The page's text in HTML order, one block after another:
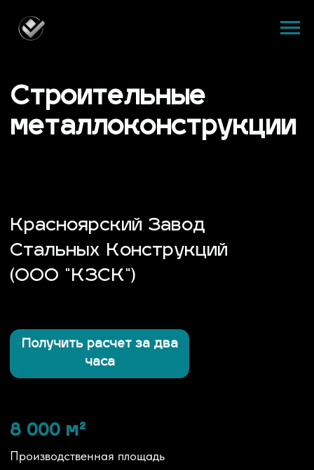
Объем выпуска готовой продукции
500 т/месяц
металлоконструкции
Получить расчет за два